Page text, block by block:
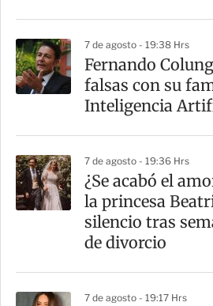
7 de agosto - 19:38 Hrs
Fernando
falsas con su
Inteligencia
7 de agosto - 19:36 Hrs
¿Se acabó el
la princesa
silencio tras
de divorcio
7 de agosto - 19:17 Hrs